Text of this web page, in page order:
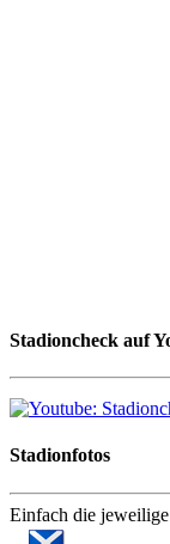
Stadioncheck auf
Stadionfotos
Einfach die